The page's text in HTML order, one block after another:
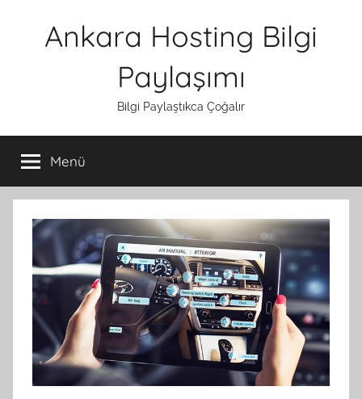
Ankara Hosting Bilgi
Paylaşımı
Bilgi Paylaştıkca Çoğalır
Menü